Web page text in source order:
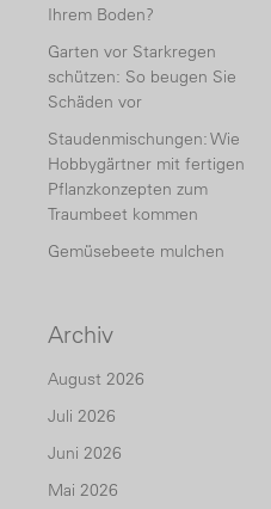
Ihrem Boden?
Garten vor Starkregen
schützen: So beugen Sie
Schäden vor
Staudenmischungen: Wie
Hobbygärtner mit fertigen
Pflanzkonzepten zum
Traumbeet kommen
Gemüsebeete mulchen
Archiv
August 2026
Juli 2026
Juni 2026
Mai 2026